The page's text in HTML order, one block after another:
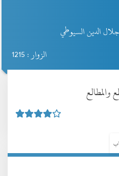
الدين السيوطي
الزوار : 1215
والمطالع